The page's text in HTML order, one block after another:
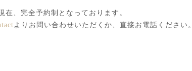
在、完全予約制となっております。
よりお問い合わせいただくか、直接お電話ください。